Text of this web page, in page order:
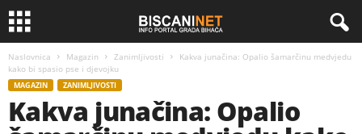
Naslovnica Magazin Zanimljivosti
Kakva junačina: Opalio šamarčinu medvjedu
kako bi spasio pse i djevojku
MAGAZIN ZANIMLJIVOSTI
Kakva junačina: Opalio